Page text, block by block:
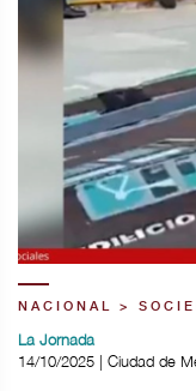
NACIONAL >
La Jornada
14/10/2025 | Ciudad de